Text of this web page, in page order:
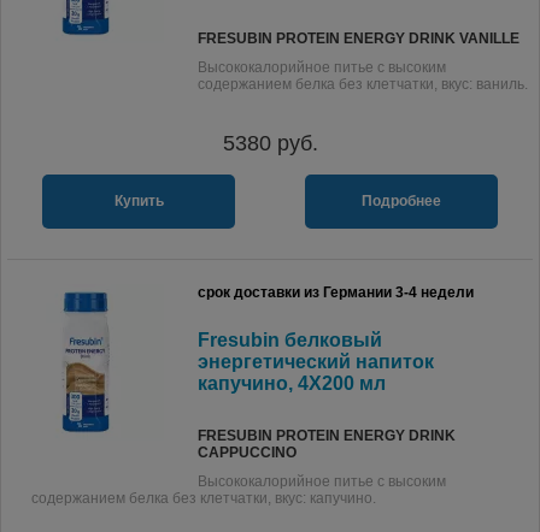
FRESUBIN PROTEIN ENERGY DRINK VANILLE
Высококалорийное питье с высоким
содержанием белка без клетчатки, вкус: ваниль.
5380руб.
Купить Подробнее
срок доставки из Германии 3-4 недели
Fresubin белковый
энергетический напиток
капучино, 4X200 мл
FRESUBIN PROTEIN ENERGY DRINK
CAPPUCCINO
Высококалорийное питье с высоким
содержанием белка без клетчатки, вкус: капучино.